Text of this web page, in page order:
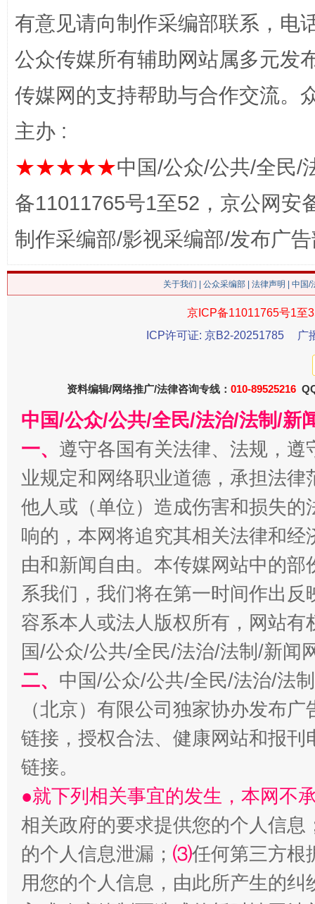
这是一记警钟！ 谢
在谋一域中谋全局
今
习近平的博鳌关键词
有意见请向制作采编部联系，电
公众传媒所有辅助网站属多元发
传媒网的支持帮助与合作交流。
主办 :
★★★★★中国/公众/公共/全民/
备11011765号1至52，京公网安
制作采编部/影视采编部/发布广
关于我们 公众采编部 法律声明 | 中国
京ICP备11011765号1至
ICP许可证: 京B2-20251785
广
资料编辑/网络推广/法律咨询专线： 010-89525216
中国/公众/公共/全民/法治/法制/新
一、 遵守各国有关法律、法规，
业规定和网络职业道德，承担法
他人或（单位）造成伤害和损失
响的，本网将追究其相关法律和
由和新闻自由。本传媒网站中的
系我们，我们将在第一时间作出
容系本人或法人版权所有，网站
国/公众/公共/全民/法治/法制/新闻
二、 中国/公众/公共/全民/法治/法
（北京）有限公司独家协办发布
链接，授权合法、健康网站和报
链接。
●就下列相关事宜的发生，本网不
相关政府的要求提供您的个人信息
的个人信息泄漏； ⑶任何第三方根
用您的个人信息，由此所产生的纠